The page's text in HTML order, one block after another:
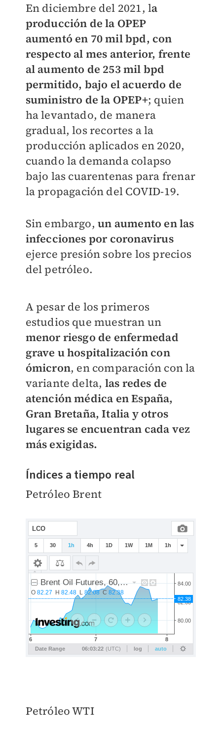
En diciembre del 2021, la
producción de la OPEP
aumentó en 70 mil bpd, con
respecto al mes anterior, frente
al aumento de 253 mil bpd
permitido, bajo el acuerdo de
suministro de la OPEP+; quien
ha levantado, de manera
gradual, los recortes a la
producción aplicados en 2020,
cuando la demanda colapso
bajo las cuarentenas para frenar
la propagación del COVID-19.
Sin embargo,un aumento en las
infecciones por coronavirus
ejerce presión sobre los precios
del petróleo.
A pesar de los primeros
estudios que muestran un
menor riesgo de enfermedad
grave u hospitalización con
ómicron, en comparación con la
variante delta, las redes de
atención médica en España,
Gran Bretaña, Italia y otros
lugares se encuentran cada vez
más exigidas.
Índices a tiempo real
Petróleo Brent
Petróleo WTI